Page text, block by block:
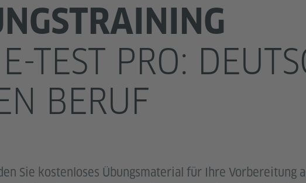
TEST PRO:
BERUF
Sie kostenloses Übungsmaterial für Ihre Vorbereitung